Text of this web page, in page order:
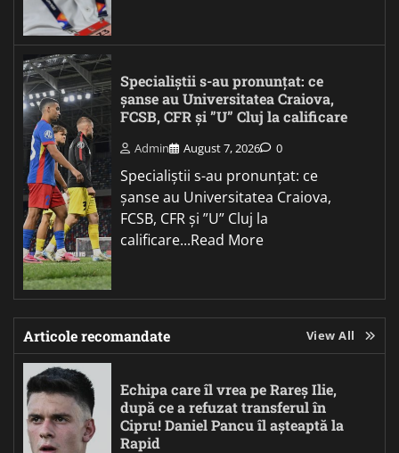
Specialiștii s-au pronunțat: ce
șanse au Universitatea Craiova,
FCSB, CFR și ”U” Cluj la calificare
Admin August 7, 2026 0
Specialiștii s-au pronunțat: ce
șanse au Universitatea Craiova,
FCSB, CFR și ”U” Cluj la
calificare...Read More
Articole recomandate View All
Echipa care îl vrea pe Rareș Ilie,
după ce a refuzat transferul în
Cipru! Daniel Pancu îl așteaptă la
Rapid